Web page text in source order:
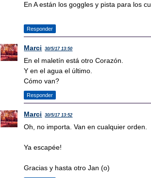
En A están los goggles y pista para los
Responder
Marci 30/5/17 13:50
En el maletín está otro Corazón.
Y en el agua el último.
Cómo van?
Responder
Marci 30/5/17 13:52
Oh, no importa. Van en cualquier orden.
Ya escapée!
Gracias y hasta otro Jan (o)